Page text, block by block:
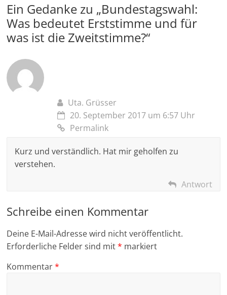
Ein Gedanke zu „Bundestagswahl:
Was bedeutet Erststimme und für
was ist die Zweitstimme?“
Uta. Grüsser
20. September 2017 um 6:57 Uhr
Permalink
Kurz und verständlich. Hat mir geholfen zu
verstehen.
Antwort
Schreibe einen Kommentar
Deine E-Mail-Adresse wird nicht veröffentlicht.
Erforderliche Felder sind mit* markiert
Kommentar*